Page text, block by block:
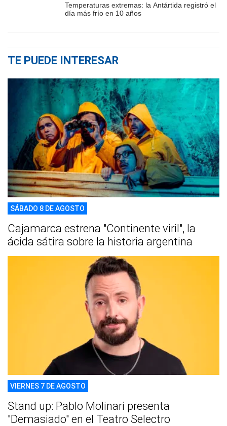
Temperaturas extremas: la Antártida registró el
día más frío en 10 años
TE PUEDE INTERESAR
SÁBADO 8 DE AGOSTO
Cajamarca estrena "Continente viril", la
ácida sátira sobre la historia argentina
VIERNES 7 DE AGOSTO
Stand up: Pablo Molinari presenta
"Demasiado" en el Teatro Selectro